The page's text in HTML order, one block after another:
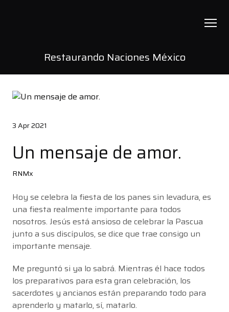
Restaurando Naciones México
Restaurando Naciones México
Devocional
Metamorfósis
Blog
Contacto
3 Apr 2021
Un mensaje de amor.
RNMx
Hoy se celebra la fiesta de los panes sin levadura, es
una fiesta realmente importante para todos
nosotros. Jesús está ansioso de celebrar la Pascua
junto a sus discípulos, se dice que trae consigo un
importante mensaje.
Me preguntó si ya lo sabrá. Mientras él hace todos
los preparativos para esta gran celebración, los
sacerdotes y ancianos están preparando todo para
aprenderlo y matarlo, sí, matarlo.